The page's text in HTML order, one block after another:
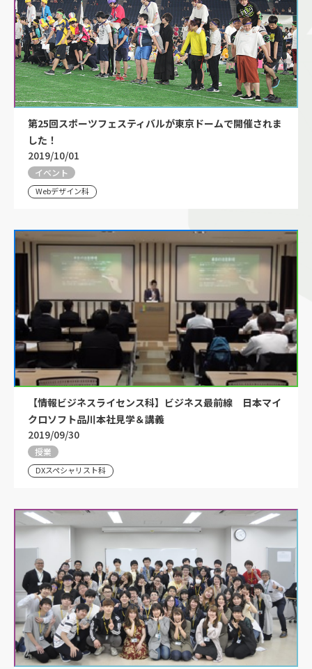
第25回スポーツフェスティバルが東京ドームで開催されま
した！
2019/10/01
イベント
Webデザイン科
【情報ビジネスライセンス科】ビジネス最前線 日本マイ
クロソフト品川本社見学＆講義
2019/09/30
授業
DXスペシャリスト科